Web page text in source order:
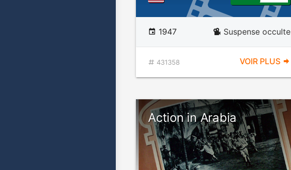
1947 Suspense occulte
431358 VOIR PLUS
Action in Arabia